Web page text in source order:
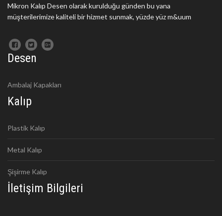
Mikron Kalıp Desen olarak kurulduğu günden bu yana
müşterilerimize kaliteli bir hizmet sunmak, yüzde yüz m&uum
Desen
Ambalaj Kapakları
Kalıp
Plastik Kalıp
Metal Kalıp
Şişirme Kalıp
İletişim Bilgileri